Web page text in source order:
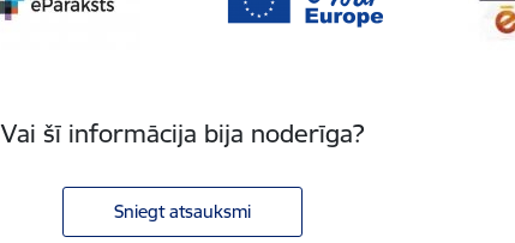
Vai šī informācija bija noderīga?
Sniegt atsauksmi